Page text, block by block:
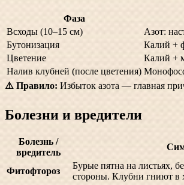
Фаза
Всходы (10–15 см)
Азот:
Бутонизация
Калий +
Цветение
Калий +
Налив клубней (после цветения)
⚠️ Правило: Избыток азота — главная
Болезни и вредители
Болезнь /
вредитель
Фитофтороз
Бурые пятна на листьях,
стороны. Клубни гниют в